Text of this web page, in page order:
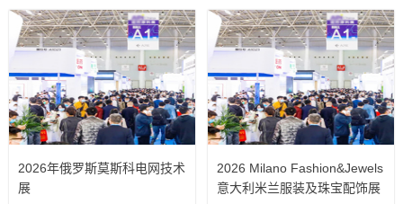
2026年俄罗斯莫斯科电网技术
展
2026 Milano Fashion&Jewels
意大利米兰服装及珠宝配饰展